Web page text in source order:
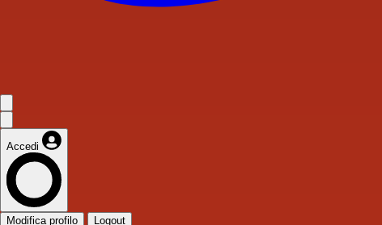
Accedi
Modifica profilo Logout